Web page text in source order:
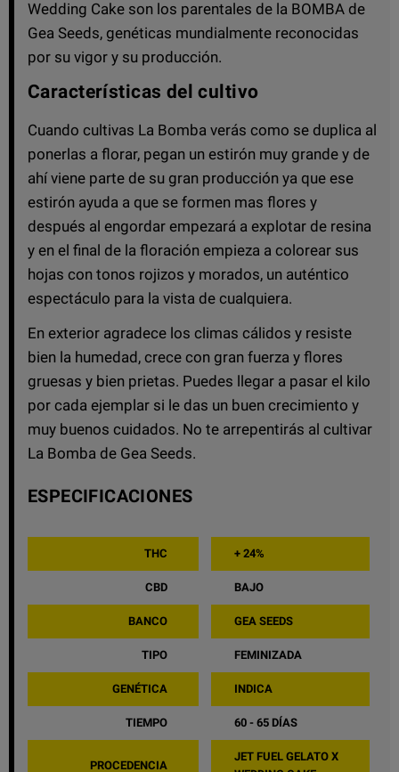
Wedding Cake son los parentales de la BOMBA de
Gea Seeds, genéticas mundialmente reconocidas
por su vigor y su producción.
Características del cultivo
Cuando cultivas La Bomba verás como se duplica al
ponerlas a florar, pegan un estirón muy grande y de
ahí viene parte de su gran producción ya que ese
estirón ayuda a que se formen mas flores y
después al engordar empezará a explotar de resina
y en el final de la floración empieza a colorear sus
hojas con tonos rojizos y morados, un auténtico
espectáculo para la vista de cualquiera.
En exterior agradece los climas cálidos y resiste
bien la humedad, crece con gran fuerza y flores
gruesas y bien prietas. Puedes llegar a pasar el kilo
por cada ejemplar si le das un buen crecimiento y
muy buenos cuidados. No te arrepentirás al cultivar
La Bomba de Gea Seeds.
ESPECIFICACIONES
THC + 24%
CBD BAJO
BANCO GEA SEEDS
TIPO FEMINIZADA
GENÉTICA INDICA
TIEMPO 60 - 65 DÍAS
PROCEDENCIA
JET FUEL GELATO X